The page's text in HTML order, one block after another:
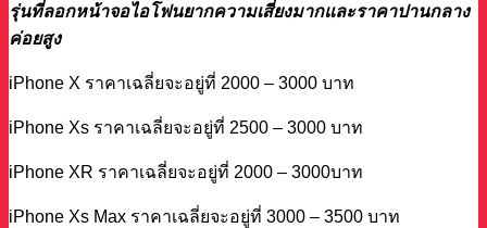
รุ่นที่ลอกหน้าจอไอโฟนยากความเสี่ยงมากและราคาปานกลาง
ค่อยสูง
iPhone X ราคาเฉลี่ยจะอยู่ที่ 2000 – 3000 บาท
iPhone Xs ราคาเฉลี่ยจะอยู่ที่ 2500 – 3000 บาท
iPhone XR ราคาเฉลี่ยจะอยู่ที่ 2000 – 3000บาท
iPhone Xs Max ราคาเฉลี่ยจะอยู่ที่ 3000 – 3500 บาท